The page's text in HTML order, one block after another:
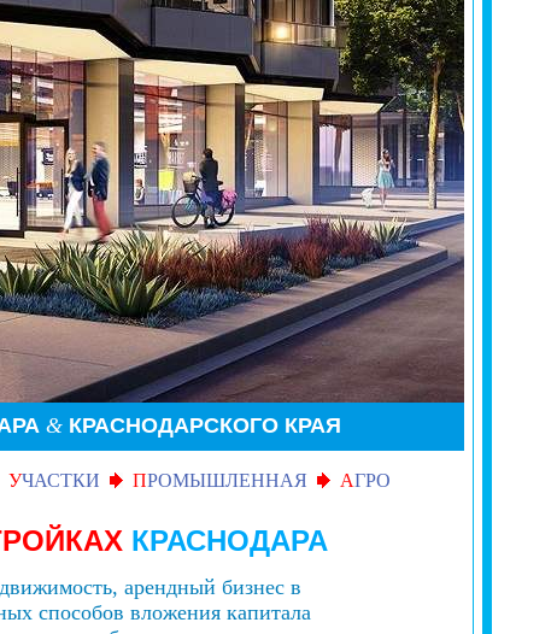
& КРАСНОДАРСКОГО КРАЯ
УЧАСТКИ ПРОМЫШЛЕННАЯ АГРО
КРАСНОДАРА
арендный бизнес в
способов вложения капитала